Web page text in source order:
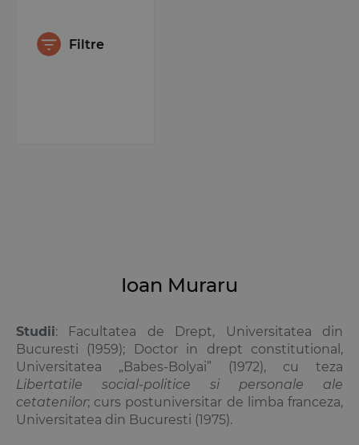
Filtre
Ioan Muraru
Studii: Facultatea de Drept, Universitatea din
Bucuresti (1959); Doctor in drept constitutional,
Universitatea „Babes-Bolyai” (1972), cu teza
Libertatile social-politice si personale ale
cetatenilor; curs postuniversitar de limba franceza,
Universitatea din Bucuresti (1975).